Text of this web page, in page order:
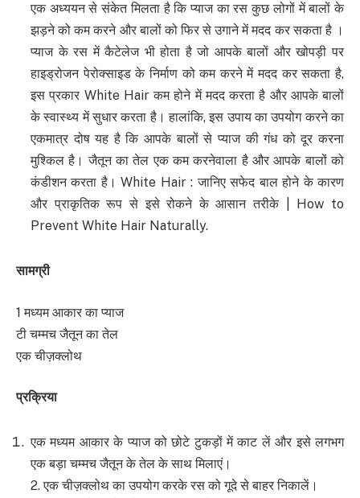
एक अध्ययन से संकेत मिलता है कि प्याज का रस कुछ लोगों में बालों के
झड़ने को कम करने और बालों को फिर से उगाने में मदद कर सकता है ।
प्याज के रस में कैटेलेज भी होता है जो आपके बालों और खोपड़ी पर
हाइड्रोजन पेरोक्साइड के निर्माण को कम करने में मदद कर सकता है,
इस प्रकार White Hair कम होने में मदद करता है और आपके बालों
के स्वास्थ्य में सुधार करता है। हालांकि, इस उपाय का उपयोग करने का
एकमात्र दोष यह है कि आपके बालों से प्याज की गंध को दूर करना
मुश्किल है। जैतून का तेल एक कम करनेवाला है और आपके बालों को
कंडीशन करता है। White Hair : जानिए सफेद बाल होने के कारण
और प्राकृतिक रूप से इसे रोकने के आसान तरीके | How to
Prevent White Hair Naturally.
सामग्री
1 मध्यम आकार का प्याज
टी चम्मच जैतून का तेल
एक चीज़क्लोथ
प्रक्रिया
एक मध्यम आकार के प्याज को छोटे टुकड़ों में काट लें और इसे लगभग
एक बड़ा चम्मच जैतून के तेल के साथ मिलाएं।
2. एक चीज़क्लोथ का उपयोग करके रस को गूदे से बाहर निकालें।